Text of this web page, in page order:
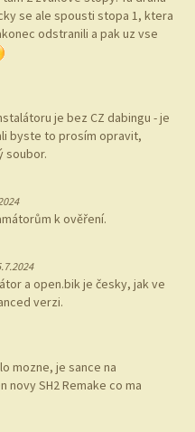
se ale spousti stopa 1, ktera
odstranili a pak uz vse
je bez CZ dabingu - je
byste to prosím opravit,
soubor.
k ověření.
a open.bik je česky, jak ve
verzi.
mozne, je sance na
novy SH2 Remake co ma